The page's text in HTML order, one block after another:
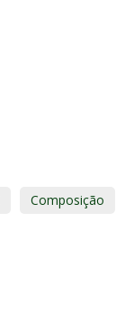
Composição